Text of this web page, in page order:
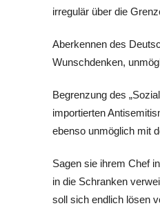
irregulär über die
Aberkennen des
Wunschdenken,
Begrenzung des
importierten
ebenso unmöglich mit
Sagen sie ihrem Chef
in die Schranken
soll sich endlich lösen